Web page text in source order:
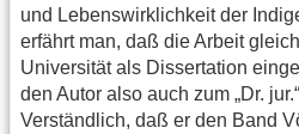
und Lebenswirklichkeit der
erfährt man, daß die Arbeit
Universität als Dissertation
den Autor also auch zum „Dr.
Verständlich, daß er den Band